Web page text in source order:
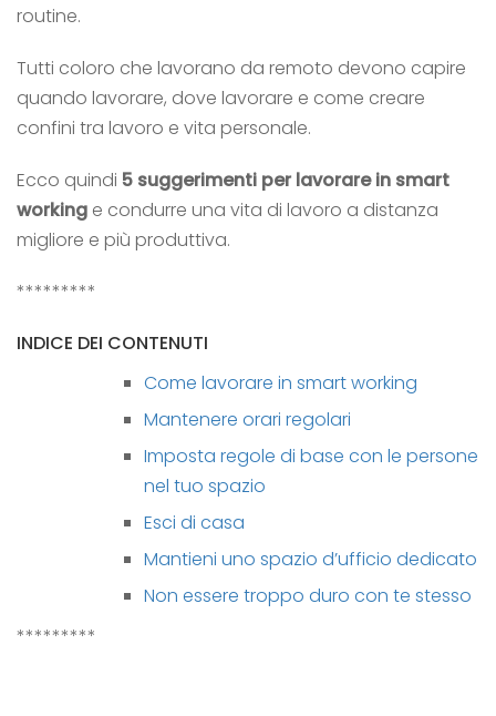
routine.
Tutti coloro che lavorano da remoto devono capire
quando lavorare, dove lavorare e come creare
confini tra lavoro e vita personale.
Ecco quindi 5 suggerimenti per lavorare in smart
working e condurre una vita di lavoro a distanza
migliore e più produttiva.
*********
INDICE DEI CONTENUTI
Come lavorare in smart working
Mantenere orari regolari
Imposta regole di base con le persone
nel tuo spazio
Esci di casa
Mantieni uno spazio d’ufficio dedicato
Non essere troppo duro con te stesso
*********